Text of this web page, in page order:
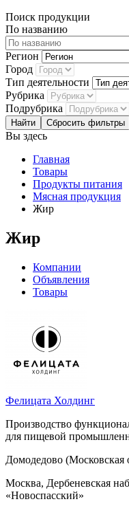
Поиск продукции
По названию
Регион
Город
Тип деятельности
Рубрика
Подрубрика
Сбросить фильтры
Вы здесь
Главная
Товары
Продукты питания
Мясная продукция
Жир
Жир
Компании
Объявления
Товары
Фелицата Холдинг
Производство
для пищевой
Домодедово (Московская
Москва, Дербеневская
«Новоспасский»